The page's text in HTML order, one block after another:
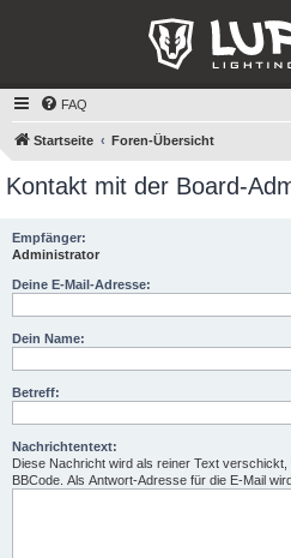
FAQ
Startseite Foren-Übersicht
Kontakt mit der Board-
Empfänger:
Administrator
Deine E-Mail-Adresse:
Dein Name:
Betreff:
Nachrichtentext:
Diese Nachricht wird als reiner Text
BBCode. Als Antwort-Adresse für die E-Mail